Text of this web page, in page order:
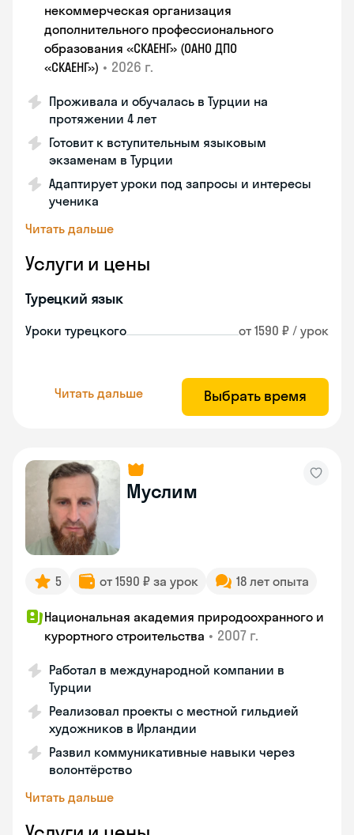
некоммерческая организация
дополнительного профессионального
образования «СКАЕНГ» (ОАНО ДПО
«СКАЕНГ») • 2026 г.
Проживала и обучалась в Турции на
протяжении 4 лет
Готовит к вступительным языковым
экзаменам в Турции
Адаптирует уроки под запросы и интересы
ученика
Читать дальше
Услуги и цены
Турецкий язык
Уроки турецкого от 1590 ₽ / урок
Читать дальше Выбрать время
Муслим
5 от 1590 ₽ за урок 18 лет опыта
Национальная академия природоохранного и
курортного строительства • 2007 г.
Работал в международной компании в
Турции
Реализовал проекты с местной гильдией
художников в Ирландии
Развил коммуникативные навыки через
волонтёрство
Читать дальше